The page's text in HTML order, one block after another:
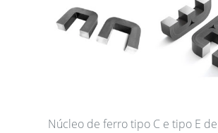
Núcleo de ferro tipo C e tipo E